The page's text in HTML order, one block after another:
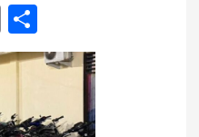
E
m
ai
l
h
a
re